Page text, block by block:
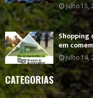
julho 15,
Shopping
em
julho 14,
CATEGORIAS